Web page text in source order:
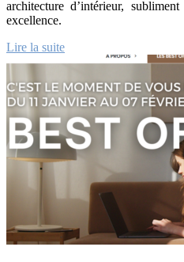
architecture d’intérieur,
excellence.
Lire la suite